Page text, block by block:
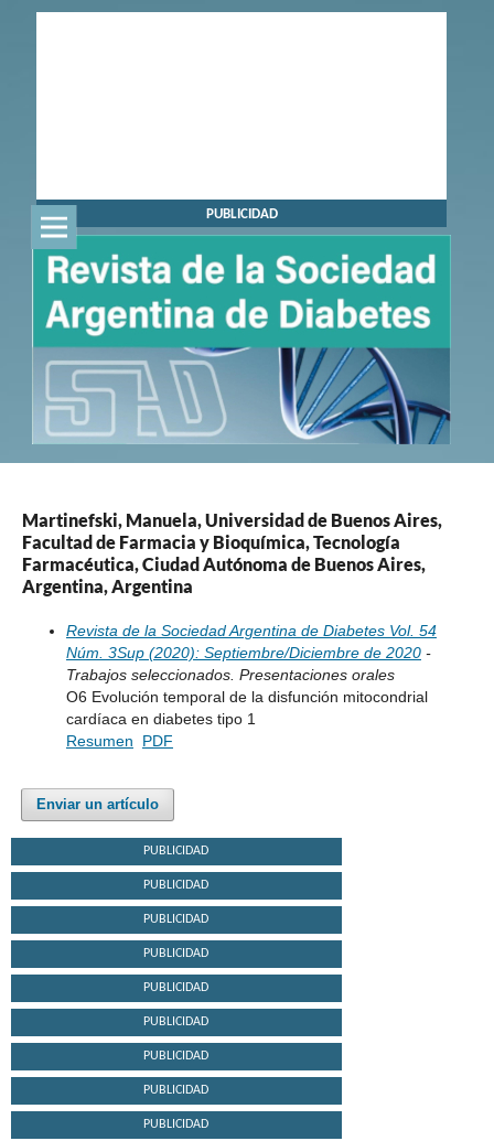
PUBLICIDAD
Martinefski, Manuela, Universidad de Buenos Aires,
Facultad de Farmacia y Bioquímica, Tecnología
Farmacéutica, Ciudad Autónoma de Buenos Aires,
Argentina, Argentina
Revista de la Sociedad Argentina de Diabetes Vol. 54
Núm. 3Sup (2020): Septiembre/Diciembre de 2020-
Trabajos seleccionados. Presentaciones orales
O6 Evolución temporal de la disfunción mitocondrial
cardíaca en diabetes tipo 1
Resumen
PDF
Enviar un artículo
PUBLICIDAD
PUBLICIDAD
PUBLICIDAD
PUBLICIDAD
PUBLICIDAD
PUBLICIDAD
PUBLICIDAD
PUBLICIDAD
PUBLICIDAD